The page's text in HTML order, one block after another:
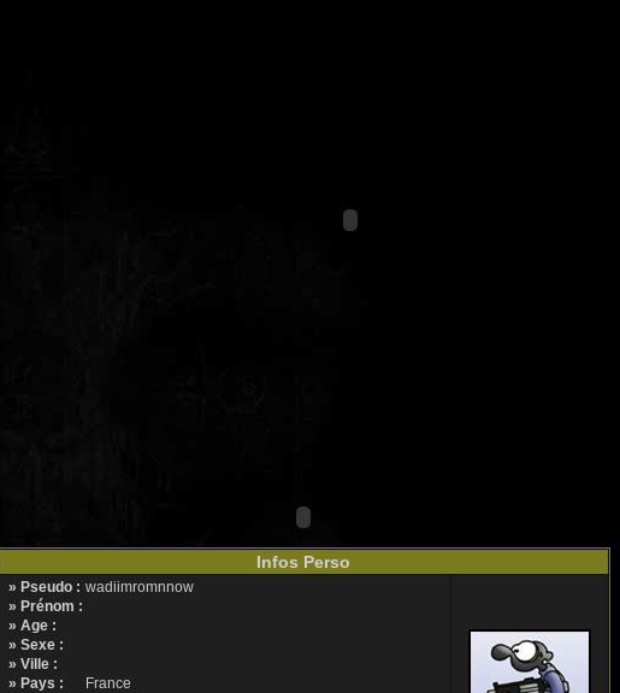
Infos Perso
» Pseudo : wadiimromnnow
» Prénom :
» Age :
» Sexe :
» Ville :
» Pays :
France